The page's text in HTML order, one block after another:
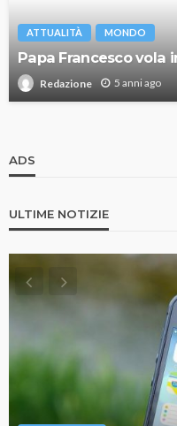
ATTUALITÀ MONDO
Papa Francesco vola
Redazione 5 anni ago
ADS
ULTIME NOTIZIE